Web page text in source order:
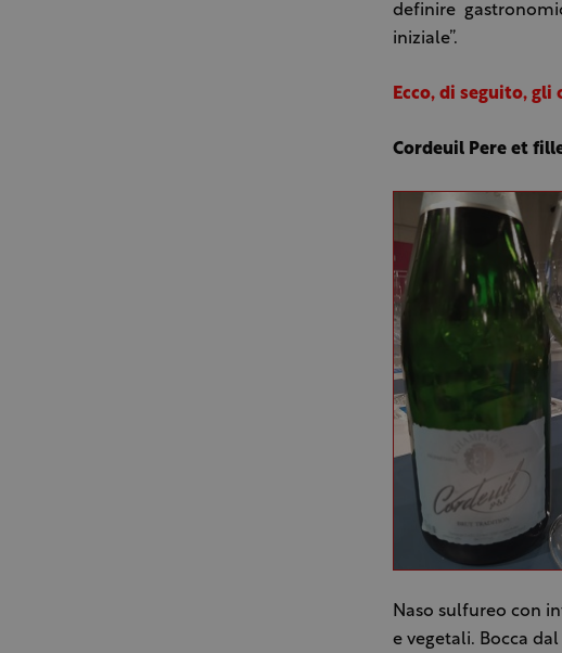
definire
iniziale”.
Ecco, di seguito,
Cordeuil Pere et
Naso sulfureo con
e vegetali. Bocca